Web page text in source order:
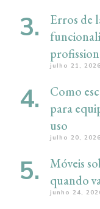
Erros de
julho 21, 2026
Como
para
uso
julho 20, 2026
Móveis
quando
junho 24,